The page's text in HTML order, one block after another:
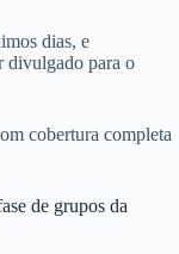
dias, e
divulgado para o
cobertura completa
de grupos da